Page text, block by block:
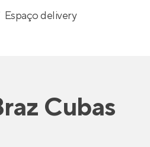
Espaço delivery
Cubas